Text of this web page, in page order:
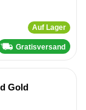
Auf Lager
Gratisversand
Gold